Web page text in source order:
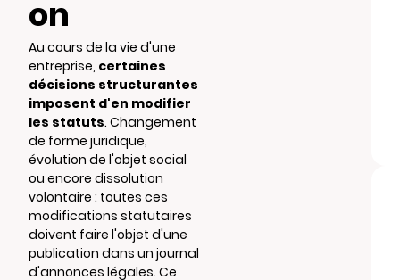
on
Au cours de la vie d'une
entreprise, certaines
décisions structurantes
imposent d'en modifier
les statuts. Changement
de forme juridique,
évolution de l'objet social
ou encore dissolution
volontaire : toutes ces
modifications statutaires
doivent faire l'objet d'une
publication dans un journal
d'annonces légales. Ce